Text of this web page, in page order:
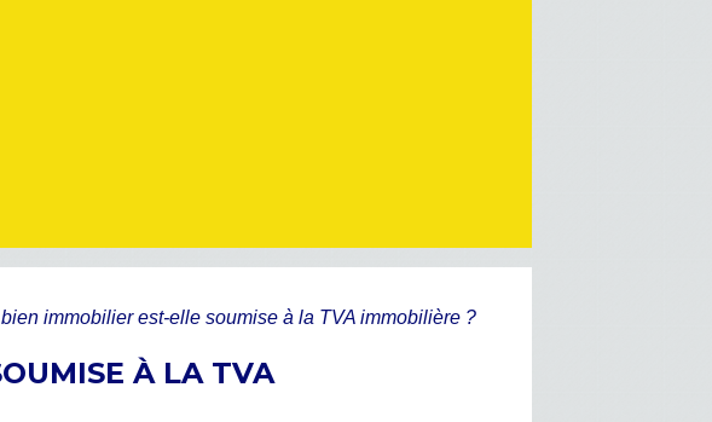
immobilier est-elle soumise à la TVA immobilière ?
À LA TVA